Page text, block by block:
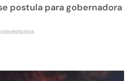
postula para gobernadora